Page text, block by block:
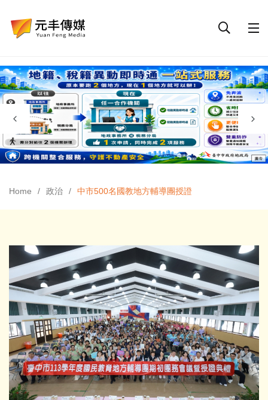
Home 政治 中市500名國教地方輔導團授證